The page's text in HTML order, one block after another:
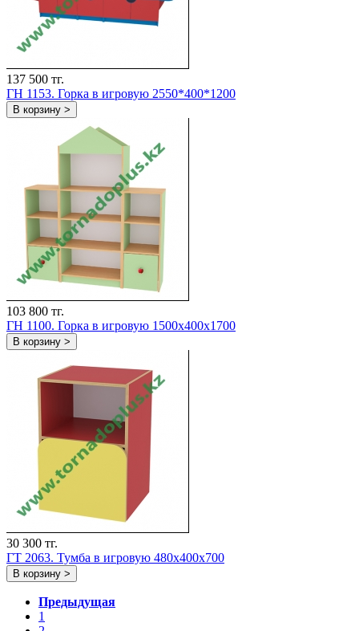
137 500 тг.
ГH 1153. Горка в игровую 2550*400*1200
В корзину >
103 800 тг.
ГН 1100. Горка в игровую 1500x400x1700
В корзину >
30 300 тг.
ГТ 2063. Тумба в игровую 480x400x700
В корзину >
Предыдущая
1